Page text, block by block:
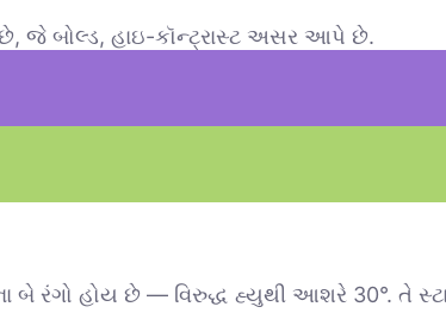
છે, જે બોલ્ડ, હાઇ-કૉન્ટ્રાસ્ટ અસર આપે છે.
રંગો હોય છે — વિરુદ્ધ હ્યુથી આશરે 30°. તે